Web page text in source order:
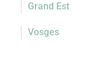
Grand Est
Vosges